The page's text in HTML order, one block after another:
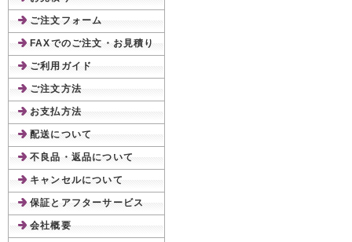
ご注文フォーム
FAXでのご注文・お見積り
ご利用ガイド
ご注文方法
お支払方法
配送について
不良品・返品について
キャンセルについて
保証とアフターサービス
会社概要